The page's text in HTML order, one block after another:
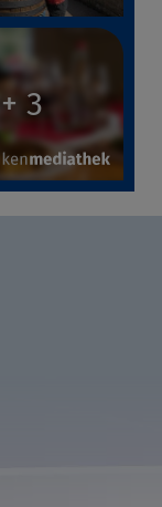
+ 3